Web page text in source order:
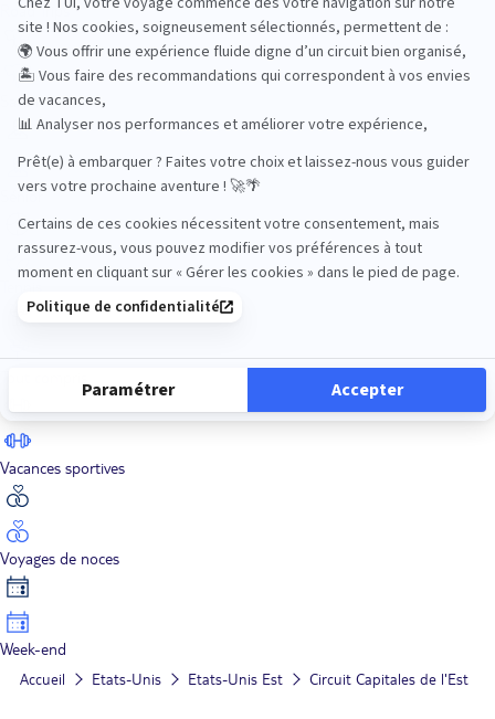
Road Trips
Safari
Sénior
Vacances sportives
Voyages de noces
Week-end
Accueil Etats-Unis Etats-Unis Est Circuit Capitales de l'Est